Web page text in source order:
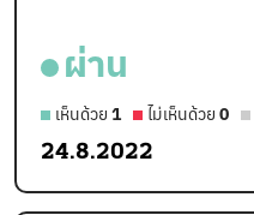
ผ่าน
เห็นด้วย 1 ไม่เห็นด้วย 0
24.8.2022